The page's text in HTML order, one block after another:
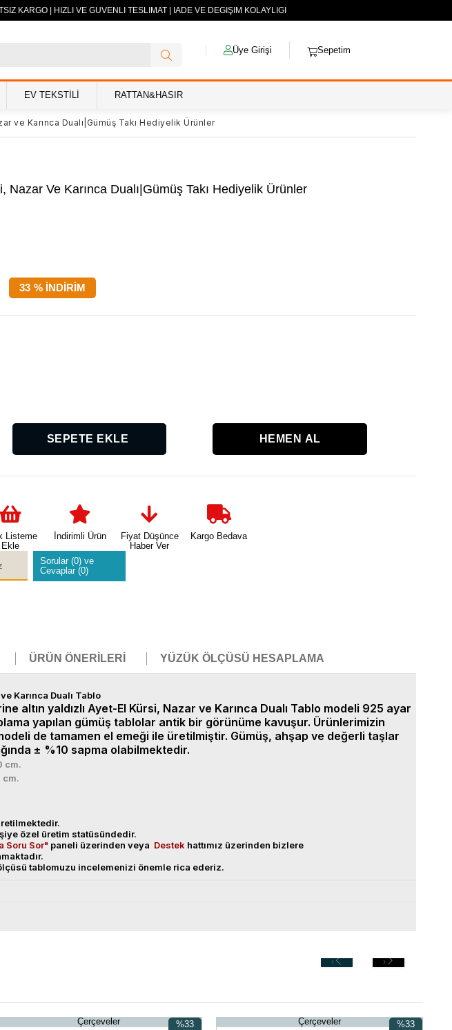
| HIZLI VE GÜVENLİ TESLİMAT | İADE VE DEĞİŞİM KOLAYLIĞI
Üye Girişi Sepetim
EV TEKSTİLİ RATTAN&HASIR
ve Karınca Dualı|Gümüş Takı Hediyelik Ürünler
Nazar Ve Karınca Dualı|Gümüş Takı Hediyelik Ürünler
%
33 İNDIRIM
Listeme
Ekle
İndirimli Ürün
Fiyat Düşünce
Haber Ver
Kargo Bedava
Sorular (0) ve
Cevaplar (0)
ÜRÜN ÖNERILERI YÜZÜK ÖLÇÜSÜ HESAPLAMA
Karınca Dualı Tablo
altın yaldızlı Ayet-El Kürsi, Nazar ve Karınca Dualı Tablo modeli 925 ayar
yapılan gümüş tablolar antik bir görünüme kavuşur. Ürünlerimizin
de tamamen el emeği ile üretilmiştir. Gümüş, ahşap ve değerli taşlar
± %10 sapma olabilmektedir.
cm.
cm.
özel üretim statüsündedir.
Soru Sor" paneli üzerinden veya Destek hattımız üzerinden bizlere
tablomuzu incelemenizi önemle rica ederiz.
Çerçeveler
%33
Çerçeveler
%33
‹ ›